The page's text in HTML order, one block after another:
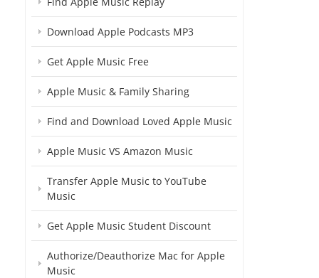
Download Apple Podcasts MP3
Get Apple Music Free
Apple Music & Family Sharing
Find and Download Loved Apple Music
Apple Music VS Amazon Music
Transfer Apple Music to YouTube
Music
Get Apple Music Student Discount
Authorize/Deauthorize Mac for Apple
Music